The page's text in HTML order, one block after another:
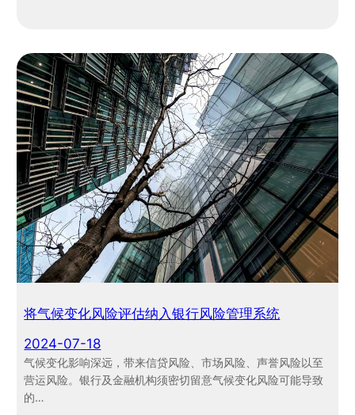
将气候变化风险评估纳入银行风险管理系统
2024-07-18
气候变化影响深远，带来信贷风险、市场风险、声誉风险以至
营运风险。银行及金融机构须密切留意气候变化风险可能导致
的…